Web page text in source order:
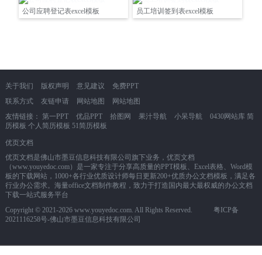
公司应聘登记表excel模板 员工培训签到表excel模板
关于我们
联系方式
版权声明
友链申请
意见建议
网站地图
免费PPT
网站地图
友情链接： 第一PPT 优品PPT 拾图网 果汁导航 小呆导航 0430网站库 简
历模板 个人简历模板 51简历模板
优页文档
优页文档是佛山市墨豆信息科技有限公司旗下业务，优页文档
（www.youyedoc.com）是一家专注于分享高质量的PPT模板、Excel表格、Word模
板的下载网站，1000+各行业优质设计师每日更新200+优质办公文档模板，满足各
行业办公需求。海量office文档制作教程，致力于打造国内最大最权威的办公文档
下载一站式服务平台
Copyright © 2021-2026 www.youyedoc.com. All Rights Reserved. 粤ICP备
2021116258号-佛山市墨豆信息科技有限公司